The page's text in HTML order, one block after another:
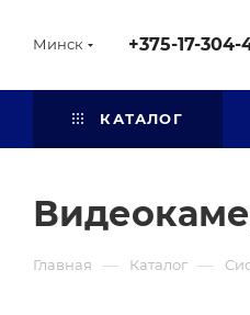
Минск +375-17-
КАТАЛОГ
Главная — Каталог —